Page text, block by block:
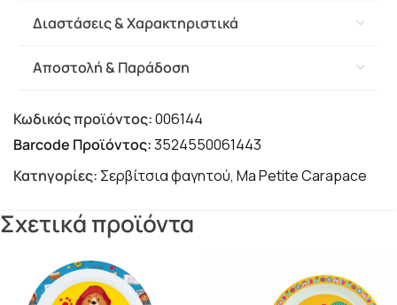
Διαστάσεις & Χαρακτηριστικά
Αποστολή & Παράδοση
Barcode Προϊόντος:3524550061443
Κωδικός προϊόντος:006144
Κατηγορίες: Σερβίτσια φαγητού, Ma Petite Carapace
Σχετικά προϊόντα